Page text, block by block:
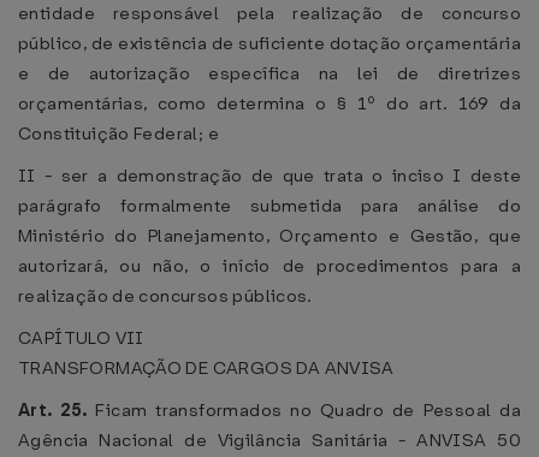
entidade responsável pela realização de concurso
público, de existência de suficiente dotação orçamentária
e de autorização específica na lei de diretrizes
orçamentárias, como determina o § 1º do art. 169 da
Constituição Federal; e
II - ser a demonstração de que trata o inciso I deste
parágrafo formalmente submetida para análise do
Ministério do Planejamento, Orçamento e Gestão, que
autorizará, ou não, o início de procedimentos para a
realização de concursos públicos.
CAPÍTULO VII
TRANSFORMAÇÃO DE CARGOS DA ANVISA
Art. 25. Ficam transformados no Quadro de Pessoal da
Agência Nacional de Vigilância Sanitária - ANVISA 50